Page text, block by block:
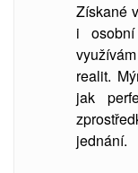
Získané
i
realit.
jak
jednání.